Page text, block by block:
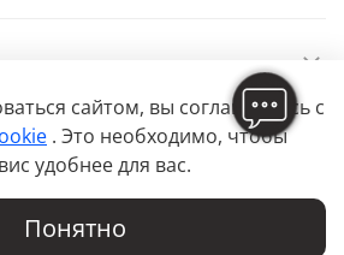
сайтом, вы соглашаетесь с
. Это необходимо, чтобы
удобнее для вас.
Понятно